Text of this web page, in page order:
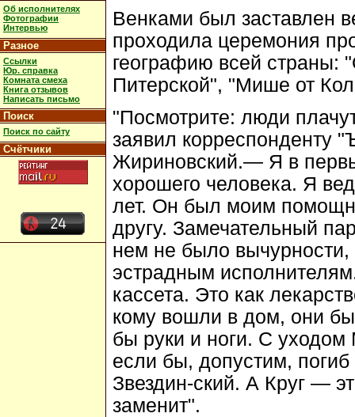
Об исполнителях
Фотографии
Интервью
Разное
Ссылки
Юр. справка
Комната смеха
Книга отзывов
Написать письмо
Поиск
Поиск по сайту
Счётчики
Венками был заставлен
проходила церемония
географию всей страны:
Питерской", "Мише от
"Посмотрите: люди
заявил корреспонденту
Жириновский.— Я в
хорошего человека. Я
лет. Он был моим
другу. Замечательный
нем не было
эстрадным
кассета. Это как
кому вошли в дом, они
бы руки и ноги. С
если бы, допустим,
Звездин-ский. А Круг —
заменит".